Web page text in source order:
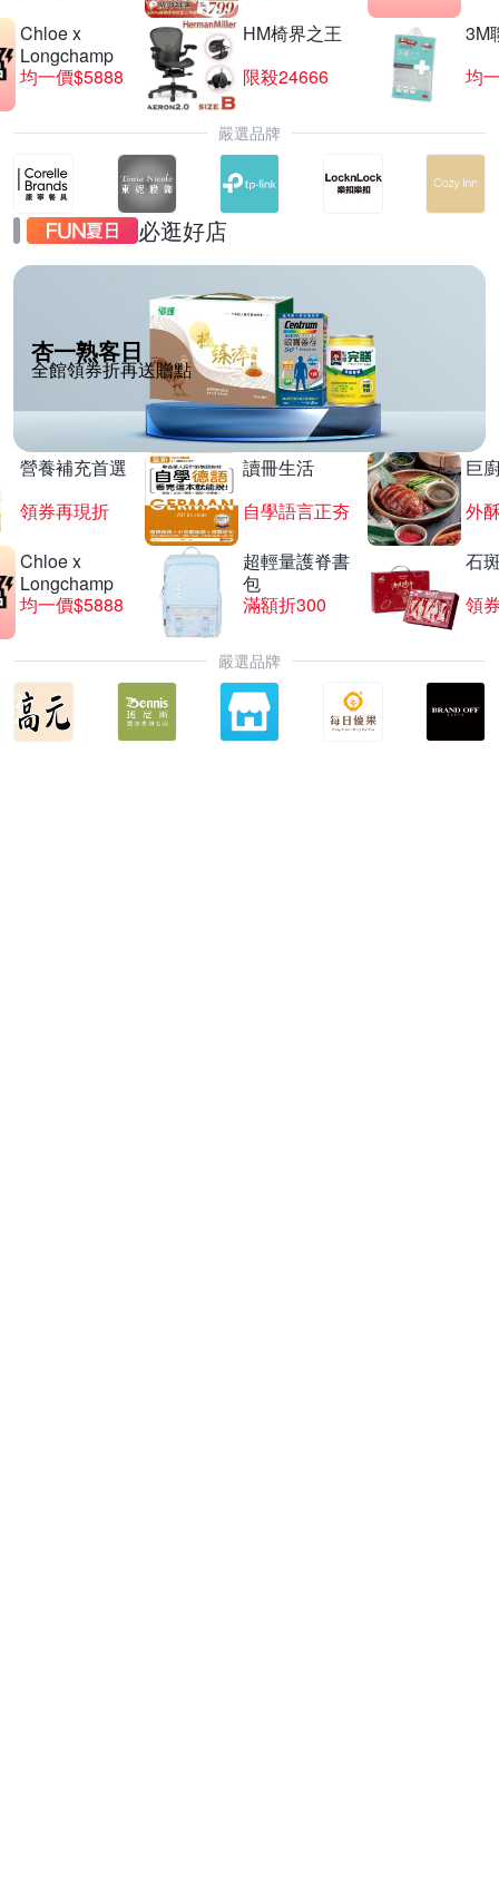
Chloe x
Longchamp
均一價$5888
HM椅界之王
限殺24666
3M
均
嚴選品牌
必逛好店
杏一熟客日
全館領券折再送贈點
營養補充首選
領券再現折
讀冊生活
自學語言正夯
巨
外
Chloe x
Longchamp
均一價$5888
超輕量護脊書
包
滿額折300
石
領
嚴選品牌